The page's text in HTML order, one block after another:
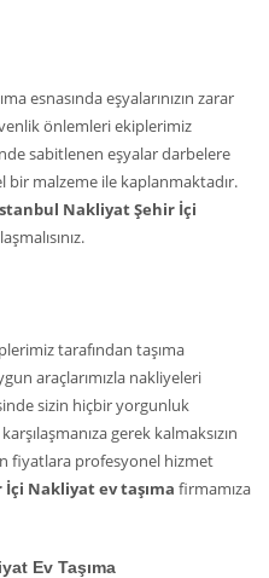
esnasında eşyalarınızın zarar
önlemleri ekiplerimiz
sabitlenen eşyalar darbelere
bir malzeme ile kaplanmaktadır.
Nakliyat Şehir İçi
tarafından taşıma
araçlarımızla nakliyeleri
sizin hiçbir yorgunluk
gerek kalmaksızın
fiyatlara profesyonel hizmet
Nakliyat ev taşıma firmamıza
Ev Taşıma